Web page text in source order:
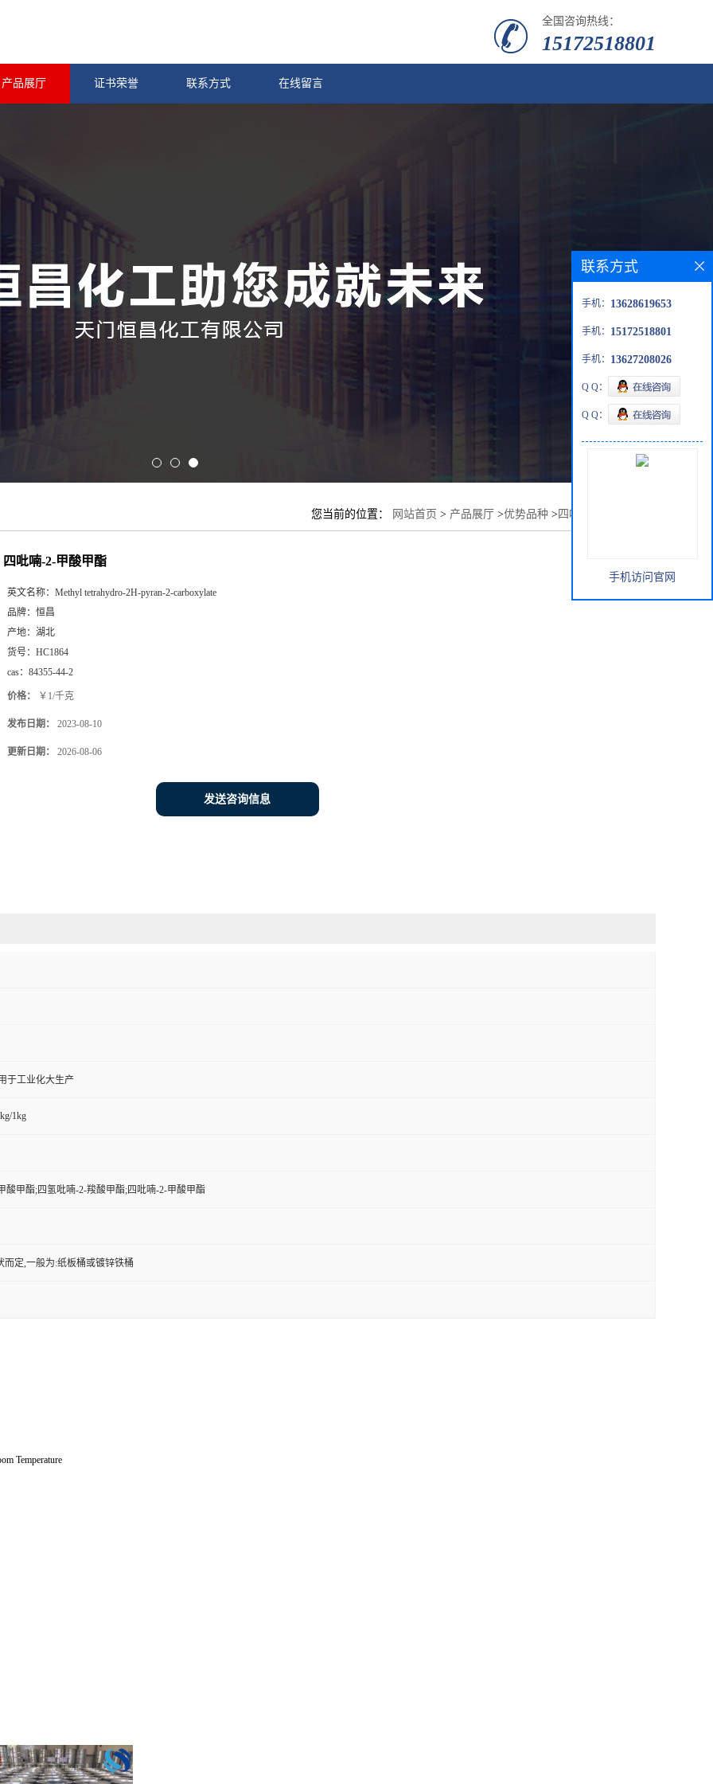
全国咨询热线：
15172518801
产品展厅 证书荣誉 联系方式 在线留言
您当前的位置： 网站首页 > 产品展厅 >优势品种 >四吡喃-2-甲酸甲酯
四吡喃-2-甲酸甲酯
英文名称： Methyl tetrahydro-2H-pyran-2-carboxylate
品牌： 恒昌
产地： 湖北
货号： HC1864
cas： 84355-44-2
价格： ￥1/千克
发布日期： 2023-08-10
更新日期： 2026-08-06
发送咨询信息
于工业化大生产
1kg
酸甲酯;四氢吡喃-2-羧酸甲酯;四吡喃-2-甲酸甲酯
而定,一般为:纸板桶或镀锌铁桶
Temperature
联系方式
手机： 13628619653
手机： 15172518801
手机： 13627208026
Q Q：
Q Q：
手机访问官网